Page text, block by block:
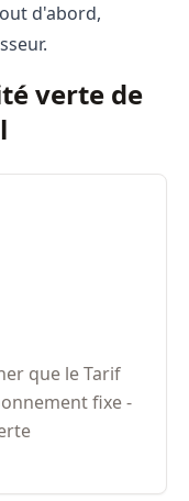
d'abord,
verte de
que le Tarif
fixe -